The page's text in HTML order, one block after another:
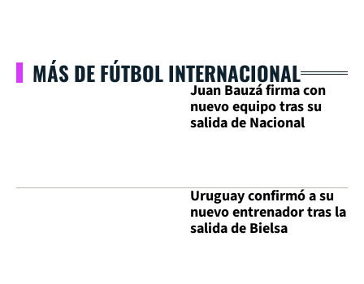
MÁS DE FÚTBOL INTERNACIONAL
Juan Bauzá firma con
nuevo equipo tras su
salida de Nacional
Uruguay confirmó a su
nuevo entrenador tras la
salida de Bielsa